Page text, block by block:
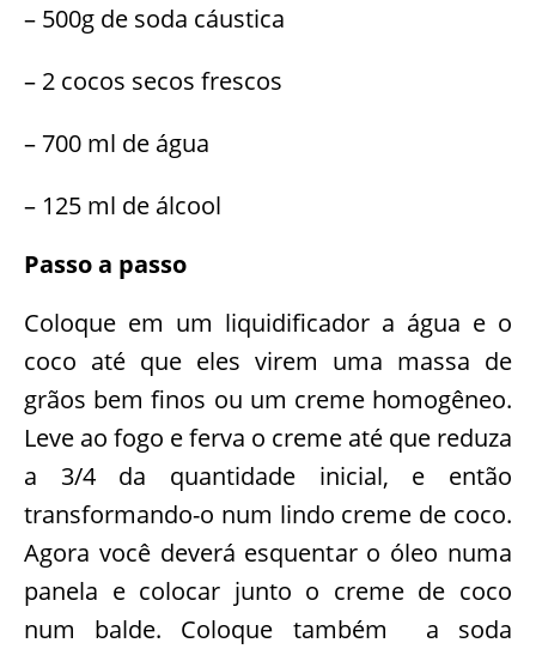
– 500g de soda cáustica
– 2 cocos secos frescos
– 700 ml de água
– 125 ml de álcool
Passo a passo
Coloque em um liquidificador a água e o
coco até que eles virem uma massa de
grãos bem finos ou um creme homogêneo.
Leve ao fogo e ferva o creme até que reduza
a 3/4 da quantidade inicial, e então
transformando-o num lindo creme de coco.
Agora você deverá esquentar o óleo numa
panela e colocar junto o creme de coco
num balde. Coloque também a soda